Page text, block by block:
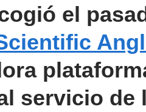
el
servicio de